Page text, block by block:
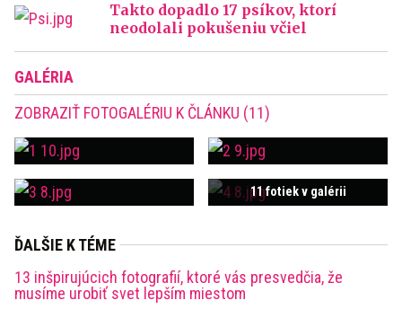
Takto dopadlo 17 psíkov, ktorí
neodolali pokušeniu včiel
GALÉRIA
ZOBRAZIŤ FOTOGALÉRIU K ČLÁNKU (11)
11 fotiek v galérii
ĎALŠIE K TÉME
13 inšpirujúcich fotografií, ktoré vás presvedčia, že
musíme urobiť svet lepším miestom